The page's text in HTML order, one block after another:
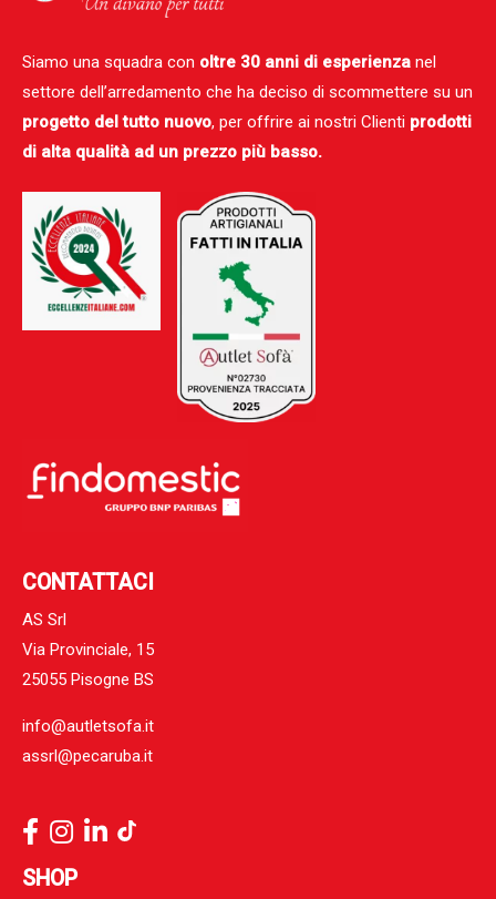
Siamo una squadra con oltre 30 anni di esperienza nel
settore dell’arredamento che ha deciso di scommettere su un
progetto del tutto nuovo, per offrire ai nostri Clienti prodotti
di alta qualità ad un prezzo più basso.
CONTATTACI
AS Srl
Via Provinciale, 15
25055 Pisogne BS
info@autletsofa.it
assrl@pecaruba.it
SHOP